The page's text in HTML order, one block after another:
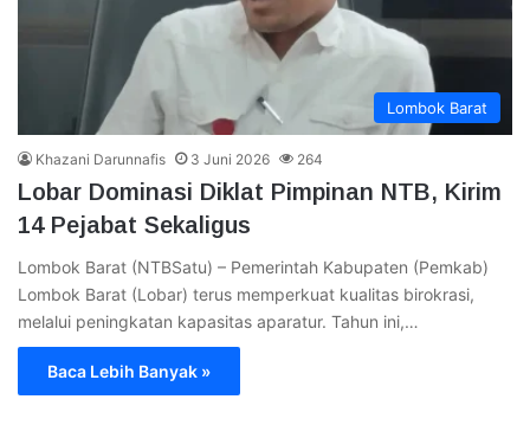
Lombok Barat
Khazani Darunnafis 3 Juni 2026 264
Lobar Dominasi Diklat Pimpinan NTB, Kirim
14 Pejabat Sekaligus
Lombok Barat (NTBSatu) – Pemerintah Kabupaten (Pemkab)
Lombok Barat (Lobar) terus memperkuat kualitas birokrasi,
melalui peningkatan kapasitas aparatur. Tahun ini,…
Baca Lebih Banyak »